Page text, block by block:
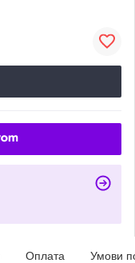
Оплата Умови